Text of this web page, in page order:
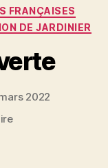
FRANÇAISES
DE JARDINIER
2022
sur